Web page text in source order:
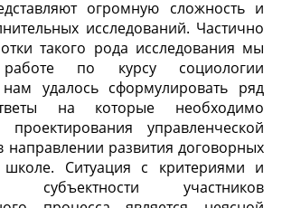
огромную сложность и
исследований. Частично
такого рода исследования мы
по курсу социологии
удалось сформулировать ряд
на которые необходимо
управленческой
направлении развития договорных
Ситуация с критериями и
субъектности участников